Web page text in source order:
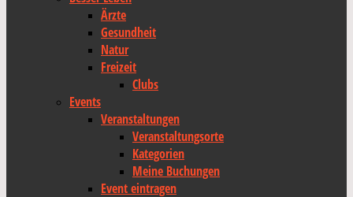
Ärzte
Gesundheit
Natur
Freizeit
Clubs
Events
Veranstaltungen
Veranstaltungsorte
Kategorien
Meine Buchungen
Event eintragen